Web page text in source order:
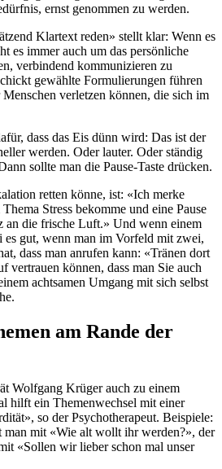
ernst genommen zu werden.
Klartext reden» stellt klar: Wenn es
es immer auch um das persönliche
verbindend kommunizieren zu
gewählte Formulierungen führen
Menschen verletzen können, die sich im
dass das Eis dünn wird: Das ist der
werden. Oder lauter. Oder ständig
sollte man die Pause-Taste drücken.
retten könne, ist: «Ich merke
Stress bekomme und eine Pause
an die frische Luft.» Und wenn einem
es gut, wenn man im Vorfeld mit zwei,
dass man anrufen kann: «Tränen dort
vertrauen können, dass man Sie auch
achtsamen Umgang mit sich selbst
am Rande der
Wolfgang Krüger auch zu einem
hilft ein Themenwechsel mit einer
so der Psychotherapeut. Beispiele:
mit «Wie alt wollt ihr werden?», der
«Sollen wir lieber schon mal unser